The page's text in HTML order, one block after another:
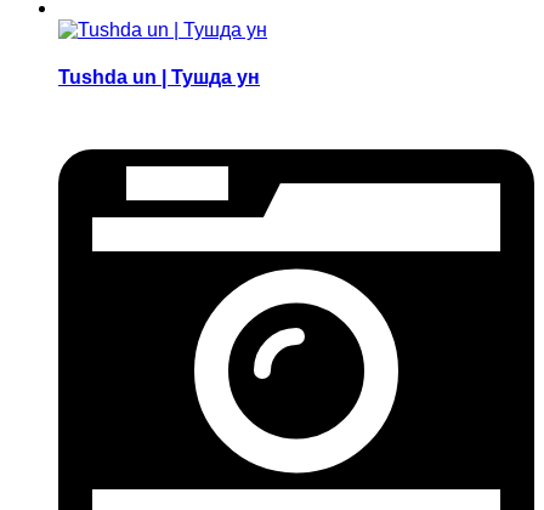
Tushda un | Тушда ун